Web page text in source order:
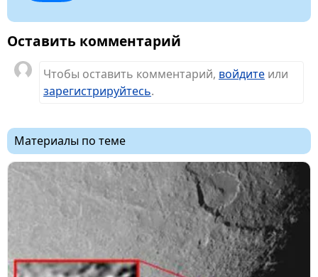
Оставить комментарий
Чтобы оставить комментарий, войдите или
зарегистрируйтесь.
Материалы по теме